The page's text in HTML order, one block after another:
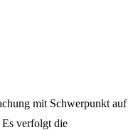
mit Schwerpunkt auf
verfolgt die